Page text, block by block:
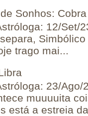
Sonhos: Cobra
12/Set/
trago mai...
23/
muuuuita
está a estreia